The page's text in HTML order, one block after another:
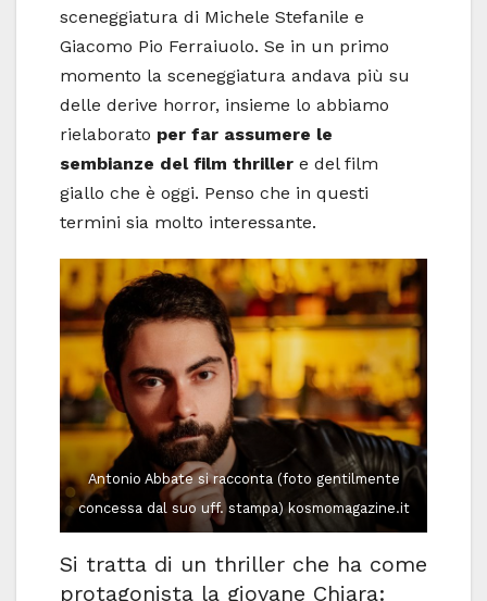
sceneggiatura di Michele Stefanile e
Giacomo Pio Ferraiuolo. Se in un primo
momento la sceneggiatura andava più su
delle derive horror, insieme lo abbiamo
rielaborato per far assumere le
sembianze del film thriller e del film
giallo che è oggi. Penso che in questi
termini sia molto interessante.
Antonio Abbate si racconta (foto gentilmente
concessa dal suo uff. stampa) kosmomagazine.it
Si tratta di un thriller che ha come
protagonista la giovane Chiara: